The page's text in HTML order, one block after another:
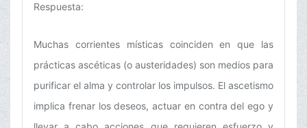
Respuesta:
Muchas corrientes místicas coinciden en que las
prácticas ascéticas (o austeridades) son medios para
purificar el alma y controlar los impulsos. El ascetismo
implica frenar los deseos, actuar en contra del ego y